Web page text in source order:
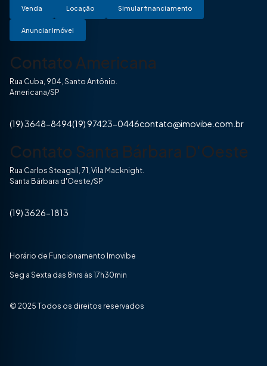
Venda Locação Simular financiamento
Anunciar Imóvel
Contato Americana
Rua Cuba, 904, Santo Antônio.
Americana/SP
(19) 3648-8494(19) 97423-0446contato@imovibe.com.br
Contato Santa Bárbara D'Oeste
Rua Carlos Steagall, 71, Vila Macknight.
Santa Bárbara d'Oeste/SP
(19) 3626-1813
Horário de Funcionamento Imovibe
Seg a Sexta das 8hrs às 17h30min
© 2025 Todos os direitos reservados